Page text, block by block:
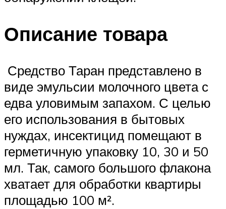
Описание товара
Средство Таран представлено в
виде эмульсии молочного цвета с
едва уловимым запахом. С целью
его использования в бытовых
нуждах, инсектицид помещают в
герметичную упаковку 10, 30 и 50
мл. Так, самого большого флакона
хватает для обработки квартиры
площадью 100 м².